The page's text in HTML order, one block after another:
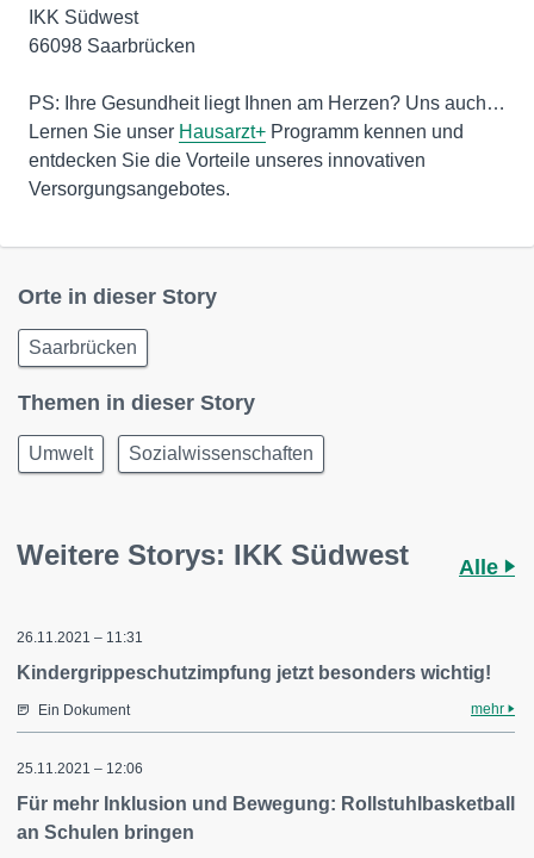
IKK Südwest
66098 Saarbrücken
PS: Ihre Gesundheit liegt Ihnen am Herzen? Uns auch…
Lernen Sie unser Hausarzt+ Programm kennen und
entdecken Sie die Vorteile unseres innovativen
Versorgungsangebotes.
Orte in dieser Story
Saarbrücken
Themen in dieser Story
Umwelt Sozialwissenschaften
Weitere Storys: IKK Südwest Alle
26.11.2021 – 11:31
Kindergrippeschutzimpfung jetzt besonders wichtig!
Ein Dokument mehr
25.11.2021 – 12:06
Für mehr Inklusion und Bewegung: Rollstuhlbasketball
an Schulen bringen